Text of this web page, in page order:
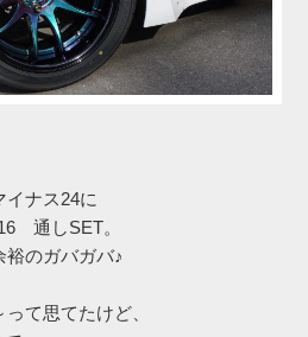
イナス24に
通しSET。
のガバガバ♪
て思てたけど、